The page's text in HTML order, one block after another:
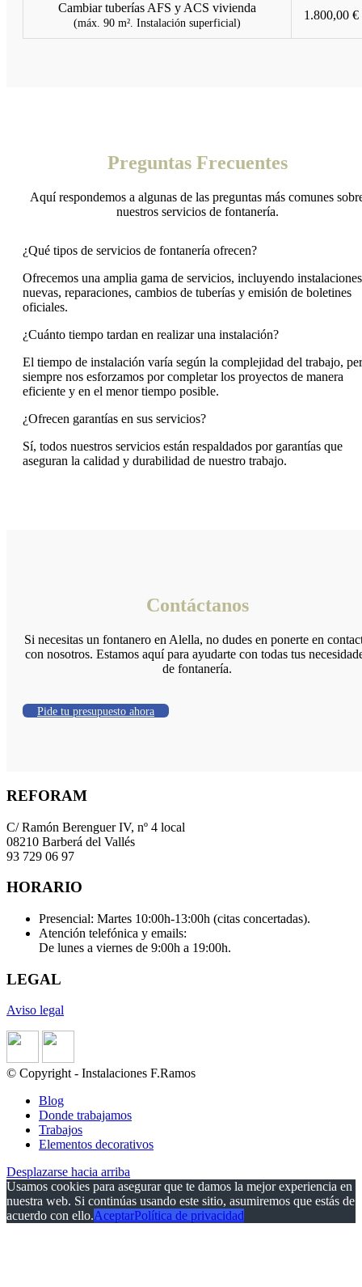
Cambiar tuberías AFS y ACS vivienda
(máx. 90 m². Instalación superficial)
1.800,00 €
Preguntas Frecuentes
Aquí respondemos a algunas de las preguntas más comunes
nuestros servicios de fontanería.
¿Qué tipos de servicios de fontanería ofrecen?
Ofrecemos una amplia gama de servicios, incluyendo instalaciones
nuevas, reparaciones, cambios de tuberías y emisión de boletines
oficiales.
¿Cuánto tiempo tardan en realizar una instalación?
El tiempo de instalación varía según la complejidad del trabajo,
siempre nos esforzamos por completar los proyectos de manera
eficiente y en el menor tiempo posible.
¿Ofrecen garantías en sus servicios?
Sí, todos nuestros servicios están respaldados por garantías que
aseguran la calidad y durabilidad de nuestro trabajo.
Contáctanos
Si necesitas un fontanero en Alella, no dudes en ponerte en
con nosotros. Estamos aquí para ayudarte con todas tus
de fontanería.
Pide tu presupuesto ahora
REFORAM
C/ Ramón Berenguer IV, nº 4 local
08210 Barberá del Vallés
93 729 06 97
HORARIO
Presencial: Martes 10:00h-13:00h (citas concertadas).
Atención telefónica y emails:
De lunes a viernes de 9:00h a 19:00h.
LEGAL
Aviso legal
© Copyright - Instalaciones F.Ramos
Blog
Donde trabajamos
Trabajos
Elementos decorativos
Desplazarse hacia arriba
Usamos cookies para asegurar que te damos la mejor experiencia en
nuestra web. Si continúas usando este sitio, asumiremos que estás de
acuerdo con ello.AceptarPolítica de privacidad